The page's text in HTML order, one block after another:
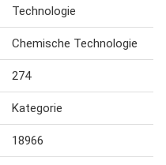
Technologie
Chemische Technologie
274
Kategorie
18966